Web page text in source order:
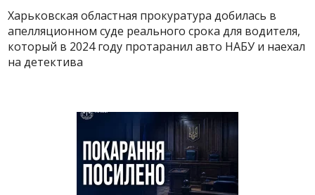
Харьковская областная прокуратура добилась в
апелляционном суде реального срока для водителя,
который в 2024 году протаранил авто НАБУ и наехал
на детектива